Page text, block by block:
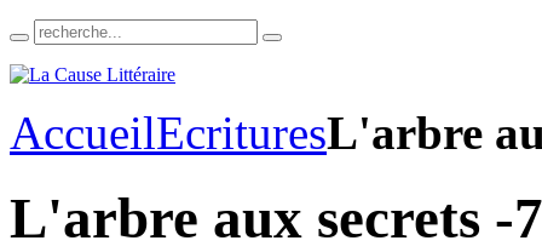
AccueilEcrituresL'arbre
L'arbre aux secrets -7